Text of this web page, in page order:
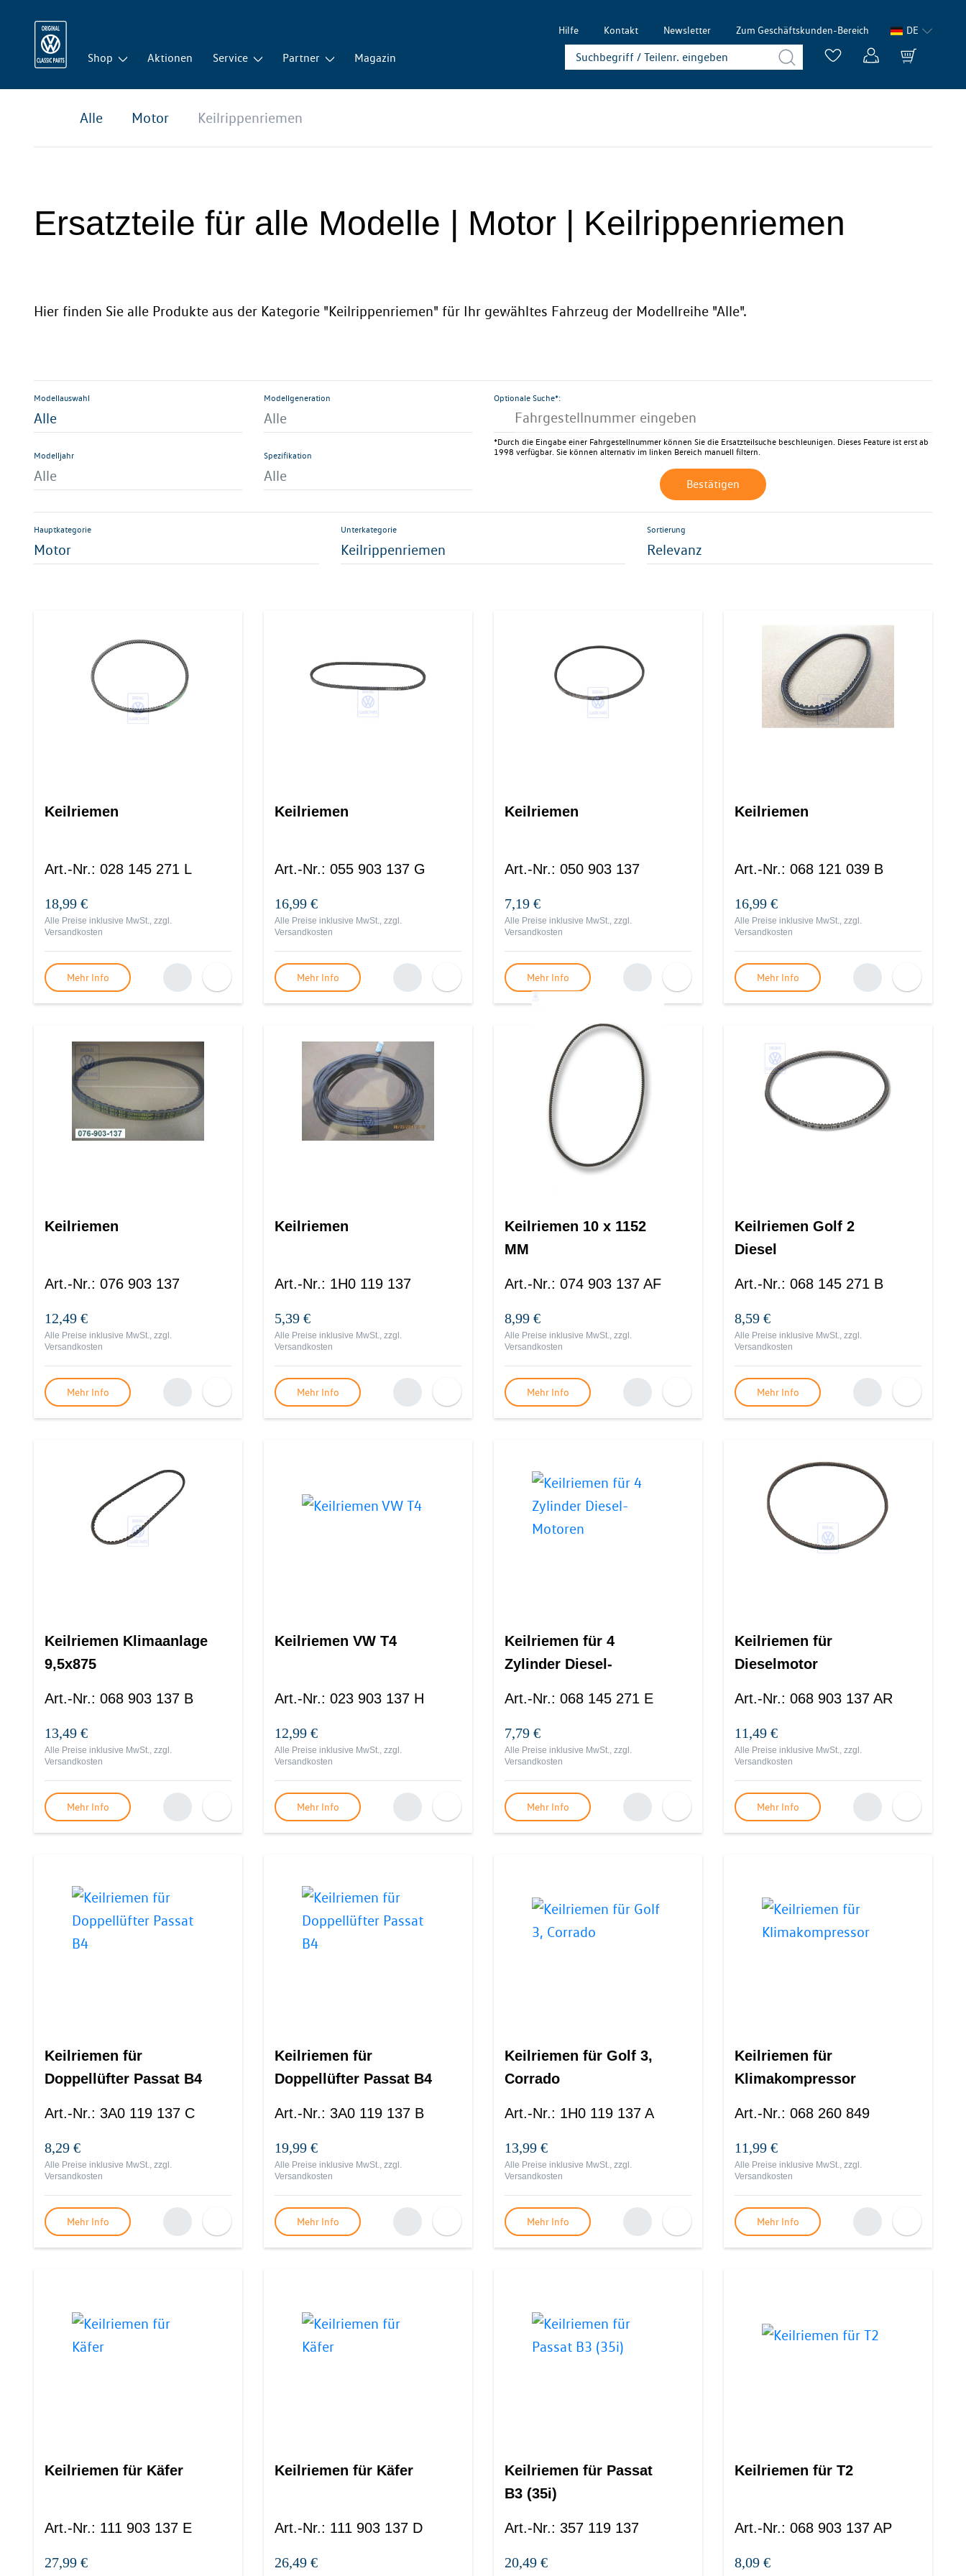
Hilfe Kontakt Newsletter Zum Geschäftskunden-Bereich DE
Shop Aktionen Service Partner Magazin
Alle Motor Keilrippenriemen
Ersatzteile für alle Modelle | Motor | Keilrippenriemen
Hier finden Sie alle Produkte aus der Kategorie "Keilrippenriemen" für Ihr gewähltes Fahrzeug der Modellreihe "Alle".
Modellauswahl
Alle
Modellgeneration
Alle
Modelljahr
Alle
Spezifikation
Alle
Optionale Suche*:
*Durch die Eingabe einer Fahrgestellnummer können Sie die Ersatzteilsuche beschleunigen. Dieses Feature ist erst ab
1998 verfügbar. Sie können alternativ im linken Bereich manuell filtern.
Bestätigen
Hauptkategorie
Motor
Unterkategorie
Keilrippenriemen
Sortierung
Relevanz
Keilriemen
Art.-Nr.: 028 145 271 L
18,99 €
Alle Preise inklusive MwSt., zzgl.
Versandkosten
Mehr Info
Keilriemen
Art.-Nr.: 055 903 137 G
16,99 €
Alle Preise inklusive MwSt., zzgl.
Versandkosten
Mehr Info
Keilriemen
Art.-Nr.: 050 903 137
7,19 €
Alle Preise inklusive MwSt., zzgl.
Versandkosten
Mehr Info
Keilriemen
Art.-Nr.: 068 121 039 B
16,99 €
Alle Preise inklusive MwSt., zzgl.
Versandkosten
Mehr Info
Keilriemen
Art.-Nr.: 076 903 137
12,49 €
Alle Preise inklusive MwSt., zzgl.
Versandkosten
Mehr Info
Keilriemen
Art.-Nr.: 1H0 119 137
5,39 €
Alle Preise inklusive MwSt., zzgl.
Versandkosten
Mehr Info
Keilriemen 10 x 1152
MM
Art.-Nr.: 074 903 137 AF
8,99 €
Alle Preise inklusive MwSt., zzgl.
Versandkosten
Mehr Info
Keilriemen Golf 2
Diesel
Art.-Nr.: 068 145 271 B
8,59 €
Alle Preise inklusive MwSt., zzgl.
Versandkosten
Mehr Info
Keilriemen Klimaanlage
9,5x875
Art.-Nr.: 068 903 137 B
13,49 €
Alle Preise inklusive MwSt., zzgl.
Versandkosten
Mehr Info
Keilriemen VW T4
Art.-Nr.: 023 903 137 H
12,99 €
Alle Preise inklusive MwSt., zzgl.
Versandkosten
Mehr Info
Keilriemen für 4
Zylinder Diesel-
Art.-Nr.: 068 145 271 E
7,79 €
Alle Preise inklusive MwSt., zzgl.
Versandkosten
Mehr Info
Keilriemen für
Dieselmotor
Art.-Nr.: 068 903 137 AR
11,49 €
Alle Preise inklusive MwSt., zzgl.
Versandkosten
Mehr Info
Keilriemen für
Doppellüfter Passat B4
Art.-Nr.: 3A0 119 137 C
8,29 €
Alle Preise inklusive MwSt., zzgl.
Versandkosten
Mehr Info
Keilriemen für
Doppellüfter Passat B4
Art.-Nr.: 3A0 119 137 B
19,99 €
Alle Preise inklusive MwSt., zzgl.
Versandkosten
Mehr Info
Keilriemen für Golf 3,
Corrado
Art.-Nr.: 1H0 119 137 A
13,99 €
Alle Preise inklusive MwSt., zzgl.
Versandkosten
Mehr Info
Keilriemen für
Klimakompressor
Art.-Nr.: 068 260 849
11,99 €
Alle Preise inklusive MwSt., zzgl.
Versandkosten
Mehr Info
Keilriemen für Käfer
Art.-Nr.: 111 903 137 E
27,99 €
Keilriemen für Käfer
Art.-Nr.: 111 903 137 D
26,49 €
Keilriemen für Passat
B3 (35i)
Art.-Nr.: 357 119 137
20,49 €
Keilriemen für T2
Art.-Nr.: 068 903 137 AP
8,09 €